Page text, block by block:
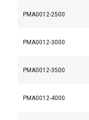
PMA0012-2500
PMA0012-3000
PMA0012-3500
PMA0012-4000